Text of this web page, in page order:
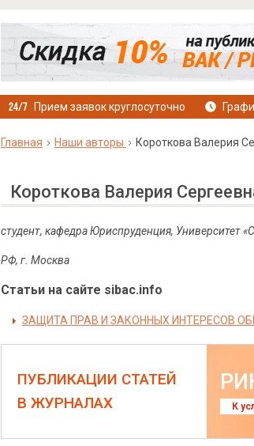
Прием заявок круглосуточно
Главная Наши авторы Короткова Валерия
Короткова Валерия
студент, кафедра Юриспруденция, Университет
РФ, г. Москва
Статьи на сайте sibac.info
ЗАЩИТА ПРАВ И ЗАКОННЫХ ИНТЕРЕСОВ
ПУБЛИКАЦИИ СТАТЕЙ
В ЖУРНАЛАХ
К